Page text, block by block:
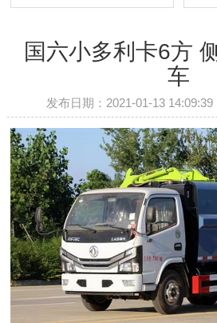
国六小多利卡6方
车
发布日期：2021-01-13